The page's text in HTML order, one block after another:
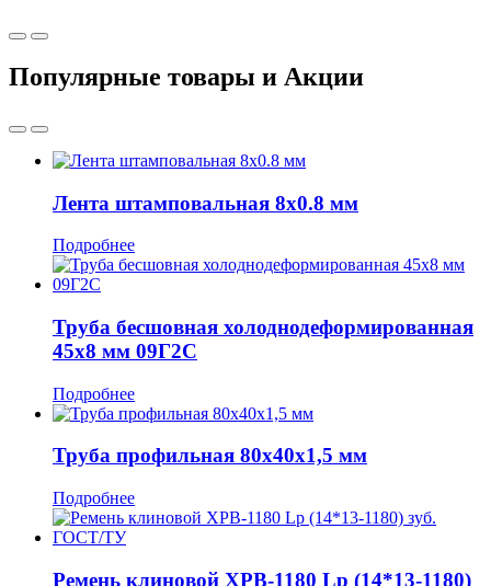
Популярные товары и Акции
Лента штамповальная 8x0.8 мм
Подробнее
Труба бесшовная холоднодеформированная
45x8 мм 09Г2С
Подробнее
Труба профильная 80x40x1,5 мм
Подробнее
Ремень клиновой XPB-1180 Lp (14*13-1180)